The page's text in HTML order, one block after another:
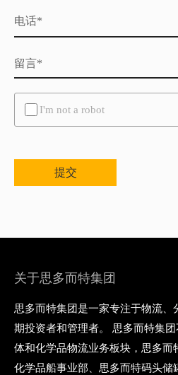
电话*
留言*
I'm not a robot
关于思多而特集团
思多而特集团是一家专注于物流、
期投资者和管理者。 思多而特集
体和化学品物流业务板块，思多而
化学品船事业部、思多而特码头储